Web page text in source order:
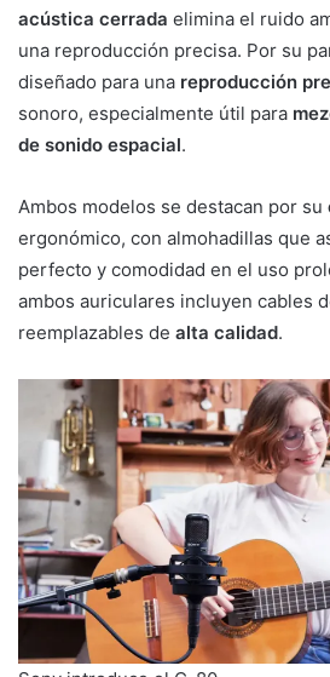
acústica cerrada elimina el ruido
una reproducción precisa. Por su
diseñado para una reproducción
sonoro, especialmente útil para
de sonido espacial.
Ambos modelos se destacan por su
ergonómico, con almohadillas que
perfecto y comodidad en el uso
ambos auriculares incluyen cables
reemplazables de alta calidad.